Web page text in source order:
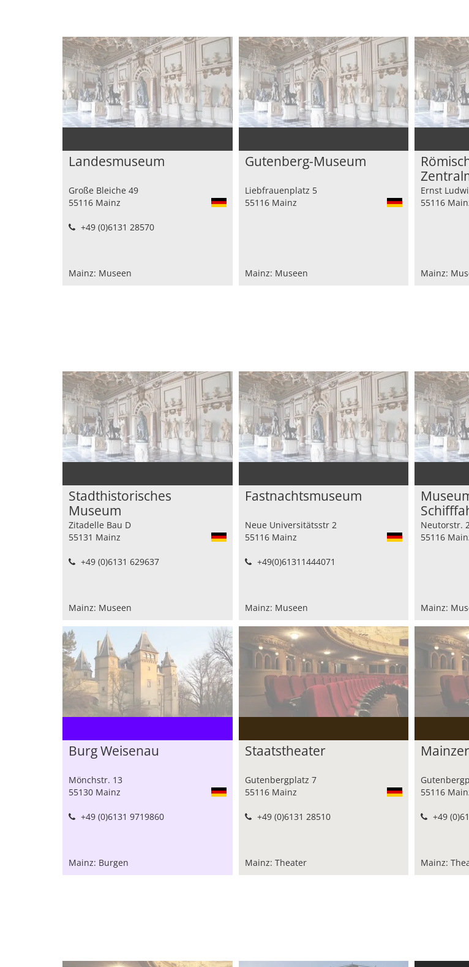
Landesmuseum
Große Bleiche 49
55116 Mainz
+49 (0)6131 28570
Mainz: Museen
Gutenberg-Museum
Liebfrauenplatz 5
55116 Mainz
Mainz: Museen
Ernst
55116
Mainz:
Stadthistorisches
Museum
Zitadelle Bau D
55131 Mainz
+49 (0)6131 629637
Mainz: Museen
Fastnachtsmuseum
Neue Universitätsstr 2
55116 Mainz
+49(0)61311444071
Mainz: Museen
Neutorstr.
55116
Mainz:
Burg Weisenau
Mönchstr. 13
55130 Mainz
+49 (0)6131 9719860
Mainz: Burgen
Staatstheater
Gutenbergplatz 7
55116 Mainz
+49 (0)6131 28510
Mainz: Theater
55116
+49
Mainz: